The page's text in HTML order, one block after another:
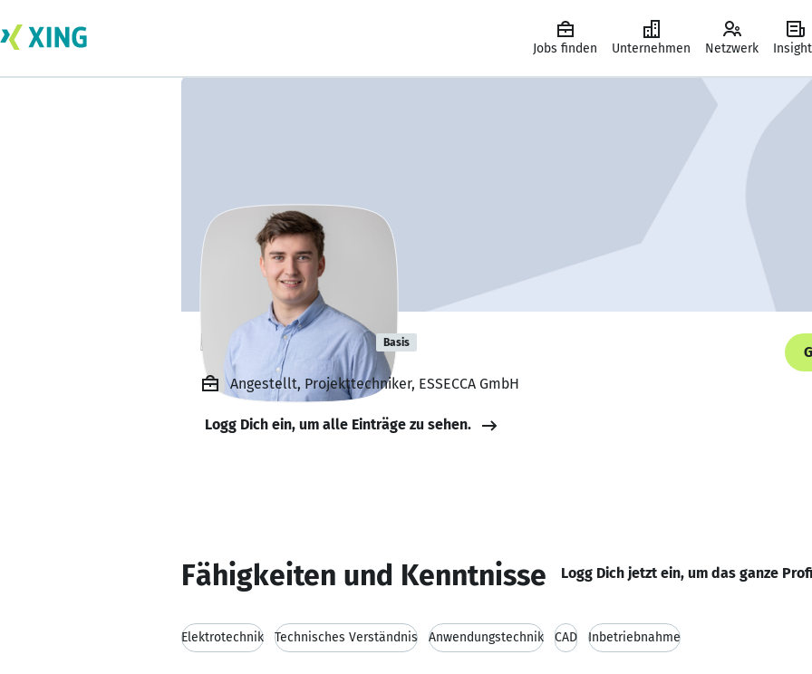
Jobs finden Unternehmen Netzwerk
Emil Gansterer Basis
Angestellt, Projekttechniker, ESSECCA GmbH
Logg Dich ein, um alle Einträge zu sehen.
Fähigkeiten und Kenntnisse Logg Dich jetzt ein, um das ganze
Elektrotechnik Technisches Verständnis Anwendungstechnik CAD Inbetriebnahme